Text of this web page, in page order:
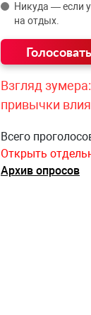
Никуда — если
на отдых.
Взгляд
привычки
Всего
Открыть
Архив опросов